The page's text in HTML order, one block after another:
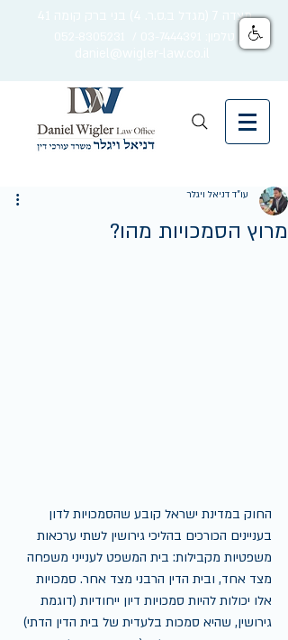
מצדה 7 (מגדל ב.ס.ר. 4) בני ברק קומה 41
מרוץ הסמכויות מהו?
עו"ד דניאל ויגלר
החוק במדינת ישראל קובע שהסמכויות לדון
בעניינים הכורכים בהליכי גירושין לשתי ערכאות
משפטיות מקבילות: בית המשפט לענייני משפחה
מצד אחד, ובית הדין הרבני מצד אחר. סמכויות
אלו יכולות להיות סמכויות דיון ייחודיות (דוגמת
גירושין, שהיא סמכות בלעדית של בית הדין הדתי)